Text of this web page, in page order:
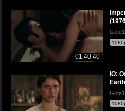
01:40:40
IO: